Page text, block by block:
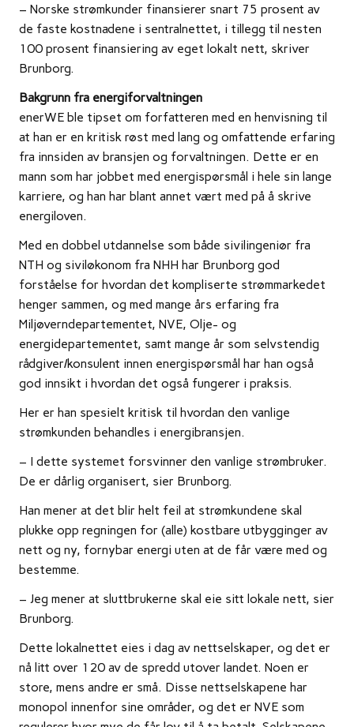
– Norske strømkunder finansierer snart 75 prosent av
de faste kostnadene i sentralnettet, i tillegg til nesten
100 prosent finansiering av eget lokalt nett, skriver
Brunborg.
Bakgrunn fra energiforvaltningen
enerWE ble tipset om forfatteren med en henvisning til
at han er en kritisk røst med lang og omfattende erfaring
fra innsiden av bransjen og forvaltningen. Dette er en
mann som har jobbet med energispørsmål i hele sin lange
karriere, og han har blant annet vært med på å skrive
energiloven.
Med en dobbel utdannelse som både sivilingeniør fra
NTH og siviløkonom fra NHH har Brunborg god
forståelse for hvordan det kompliserte strømmarkedet
henger sammen, og med mange års erfaring fra
Miljøverndepartementet, NVE, Olje- og
energidepartementet, samt mange år som selvstendig
rådgiver/konsulent innen energispørsmål har han også
god innsikt i hvordan det også fungerer i praksis.
Her er han spesielt kritisk til hvordan den vanlige
strømkunden behandles i energibransjen.
– I dette systemet forsvinner den vanlige strømbruker.
De er dårlig organisert, sier Brunborg.
Han mener at det blir helt feil at strømkundene skal
plukke opp regningen for (alle) kostbare utbygginger av
nett og ny, fornybar energi uten at de får være med og
bestemme.
– Jeg mener at sluttbrukerne skal eie sitt lokale nett, sier
Brunborg.
Dette lokalnettet eies i dag av nettselskaper, og det er
nå litt over 120 av de spredd utover landet. Noen er
store, mens andre er små. Disse nettselskapene har
monopol innenfor sine områder, og det er NVE som